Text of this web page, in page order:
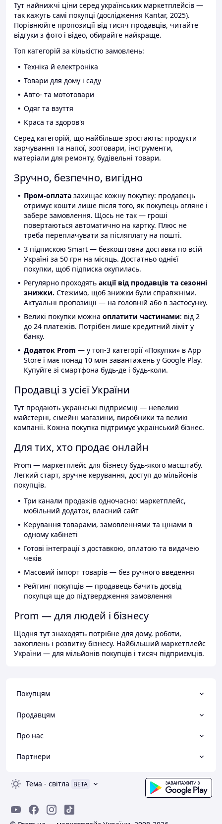
Тут найнижчі ціни серед українських маркетплейсів —
так кажуть самі покупці (дослідження Kantar, 2025).
Порівнюйте пропозиції від тисяч продавців, читайте
відгуки з фото і відео, обирайте найкраще.
Топ категорій за кількістю замовлень:
Техніка й електроніка
Товари для дому і саду
Авто- та мототовари
Одяг та взуття
Краса та здоров'я
Серед категорій, що найбільше зростають: продукти
харчування та напої, зоотовари, інструменти,
матеріали для ремонту, будівельні товари.
Зручно, безпечно, вигідно
Пром-оплата захищає кожну покупку: продавець
отримує кошти лише після того, як покупець огляне і
забере замовлення. Щось не так — гроші
повертаються автоматично на картку. Плюс не
треба переплачувати за післяплату на пошті.
З підпискою Smart — безкоштовна доставка по всій
Україні за 50 грн на місяць. Достатньо однієї
покупки, щоб підписка окупилась.
Регулярно проходять акції від продавців та сезонні
знижки. Стежимо, щоб знижки були справжніми.
Актуальні пропозиції — на головній або в застосунку.
Великі покупки можна оплатити частинами: від 2
до 24 платежів. Потрібен лише кредитний ліміт у
банку.
Додаток Prom — у топ-3 категорії «Покупки» в App
Store і має понад 10 млн завантажень у Google Play.
Купуйте зі смартфона будь-де і будь-коли.
Продавці з усієї України
Тут продають українські підприємці — невеликі
майстерні, сімейні магазини, виробники та великі
компанії. Кожна покупка підтримує український бізнес.
Для тих, хто продає онлайн
Prom — маркетплейс для бізнесу будь-якого масштабу.
Легкий старт, зручне керування, доступ до мільйонів
покупців.
Три канали продажів одночасно: маркетплейс,
мобільний додаток, власний сайт
Керування товарами, замовленнями та цінами в
одному кабінеті
Готові інтеграції з доставкою, оплатою та видачею
чеків
Масовий імпорт товарів — без ручного введення
Рейтинг покупців — продавець бачить досвід
покупця ще до підтвердження замовлення
Prom — для людей і бізнесу
Щодня тут знаходять потрібне для дому, роботи,
захоплень і розвитку бізнесу. Найбільший маркетплейс
України — для мільйонів покупців і тисяч підприємців.
Покупцям
Продавцям
Про нас
Партнери
Тема - світла BETA